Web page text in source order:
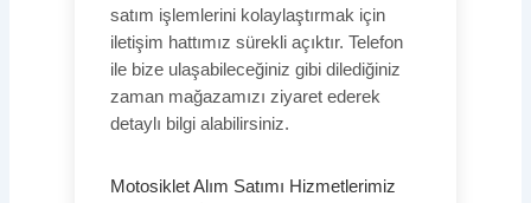
satım işlemlerini kolaylaştırmak için
iletişim hattımız sürekli açıktır. Telefon
ile bize ulaşabileceğiniz gibi dilediğiniz
zaman mağazamızı ziyaret ederek
detaylı bilgi alabilirsiniz.
Motosiklet Alım Satımı Hizmetlerimiz